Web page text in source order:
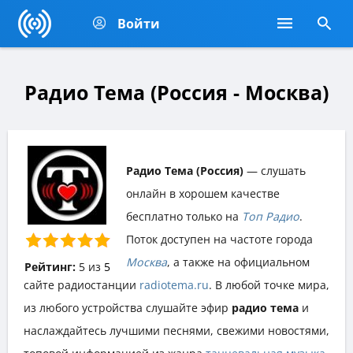
Войти
Радио Тема (Россия - Москва)
Рейтинг: 5из 5
Радио Тема (Россия) — слушать
онлайн в хорошем качестве
бесплатно только на Топ Радио.
Поток доступен на частоте города
Москва, а также на официальном
сайте радиостанции radiotema.ru. В любой точке мира,
из любого устройства слушайте эфир радио тема и
наслаждайтесь лучшими песнями, свежими новостями,